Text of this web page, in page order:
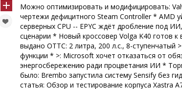
Можно оптимизировать и модифицировать:
чертежи дефицитного Steam Controller * AMD
серверных CPU -- EPYC ждёт дробление под
сценарии * Новый кроссовер Volga K40 готов к
выдано ОТТС: 2 литра, 200 л.с., 8-ступенчатый
функции * >: Microsoft хочет отказаться от
энергосбережению ради процветания ИИ *
было: Brembo запустила систему Sensify без
статья: Обзор и тестирование корпуса Xastra